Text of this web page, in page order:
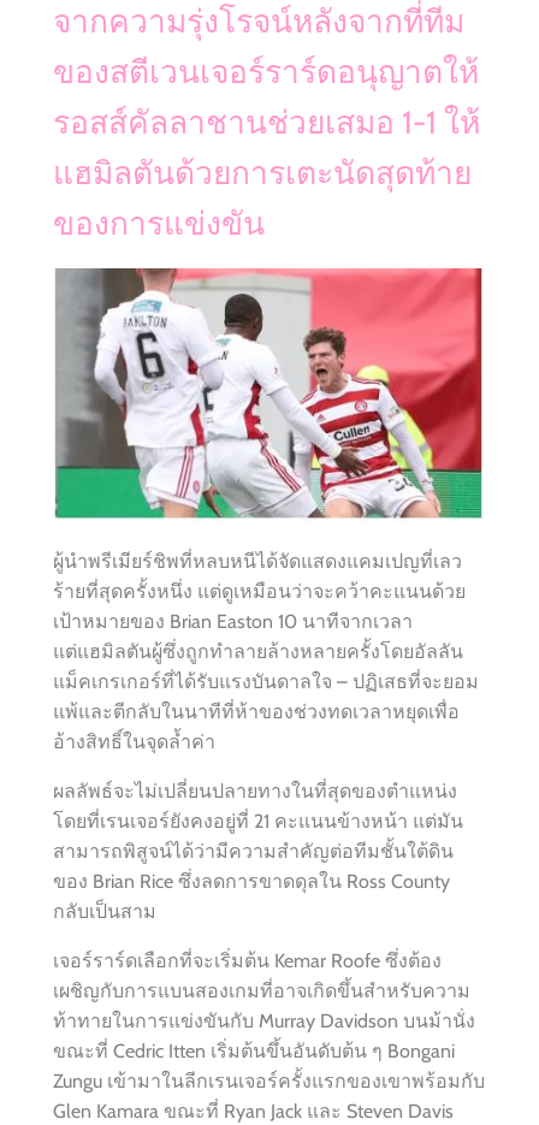
จากความรุ่งโรจน์หลังจากที่ทีม
ของสตีเวนเจอร์ราร์ดอนุญาตให้
รอสส์คัลลาชานช่วยเสมอ 1-1 ให้
แฮมิลตันด้วยการเตะนัดสุดท้าย
ของการแข่งขัน
ผู้นำพรีเมียร์ชิพที่หลบหนีได้จัดแสดงแคมเปญที่เลว
ร้ายที่สุดครั้งหนึ่ง แต่ดูเหมือนว่าจะคว้าคะแนนด้วย
เป้าหมายของ Brian Easton 10 นาทีจากเวลา
แต่แฮมิลตันผู้ซึ่งถูกทำลายล้างหลายครั้งโดยอัลลัน
แม็คเกรเกอร์ที่ได้รับแรงบันดาลใจ – ปฏิเสธที่จะยอม
แพ้และตีกลับในนาทีที่ห้าของช่วงทดเวลาหยุดเพื่อ
อ้างสิทธิ์ในจุดล้ำค่า
ผลลัพธ์จะไม่เปลี่ยนปลายทางในที่สุดของตำแหน่ง
โดยที่เรนเจอร์ยังคงอยู่ที่ 21 คะแนนข้างหน้า แต่มัน
สามารถพิสูจน์ได้ว่ามีความสำคัญต่อทีมชั้นใต้ดิน
ของ Brian Rice ซึ่งลดการขาดดุลใน Ross County
กลับเป็นสาม
เจอร์ราร์ดเลือกที่จะเริ่มต้น Kemar Roofe ซึ่งต้อง
เผชิญกับการแบนสองเกมที่อาจเกิดขึ้นสำหรับความ
ท้าทายในการแข่งขันกับ Murray Davidson บนม้านั่ง
ขณะที่ Cedric Itten เริ่มต้นขึ้นอันดับต้น ๆ Bongani
Zungu เข้ามาในลีกเรนเจอร์ครั้งแรกของเขาพร้อมกับ
Glen Kamara ขณะที่ Ryan Jack และ Steven Davis